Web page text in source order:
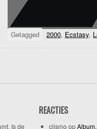
Getagged 2000, Ecstasy,
Is de
REACTIES
clismo op